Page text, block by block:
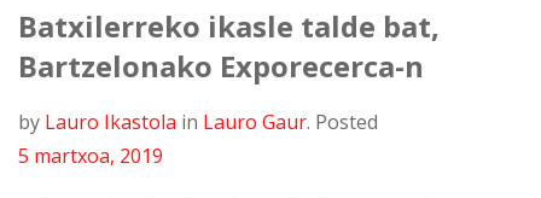
Batxilerreko ikasle talde bat,
Bartzelonako Exporecerca-n
by Lauro Ikastola in Lauro Gaur. Posted
5 martxoa, 2019